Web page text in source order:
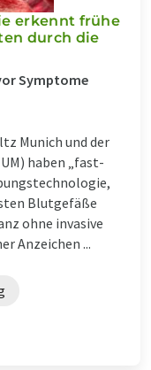
erkennt frühe
durch die
Symptome
Munich und der
haben „fast-
Blutgefäße
ohne invasive
Anzeichen ...